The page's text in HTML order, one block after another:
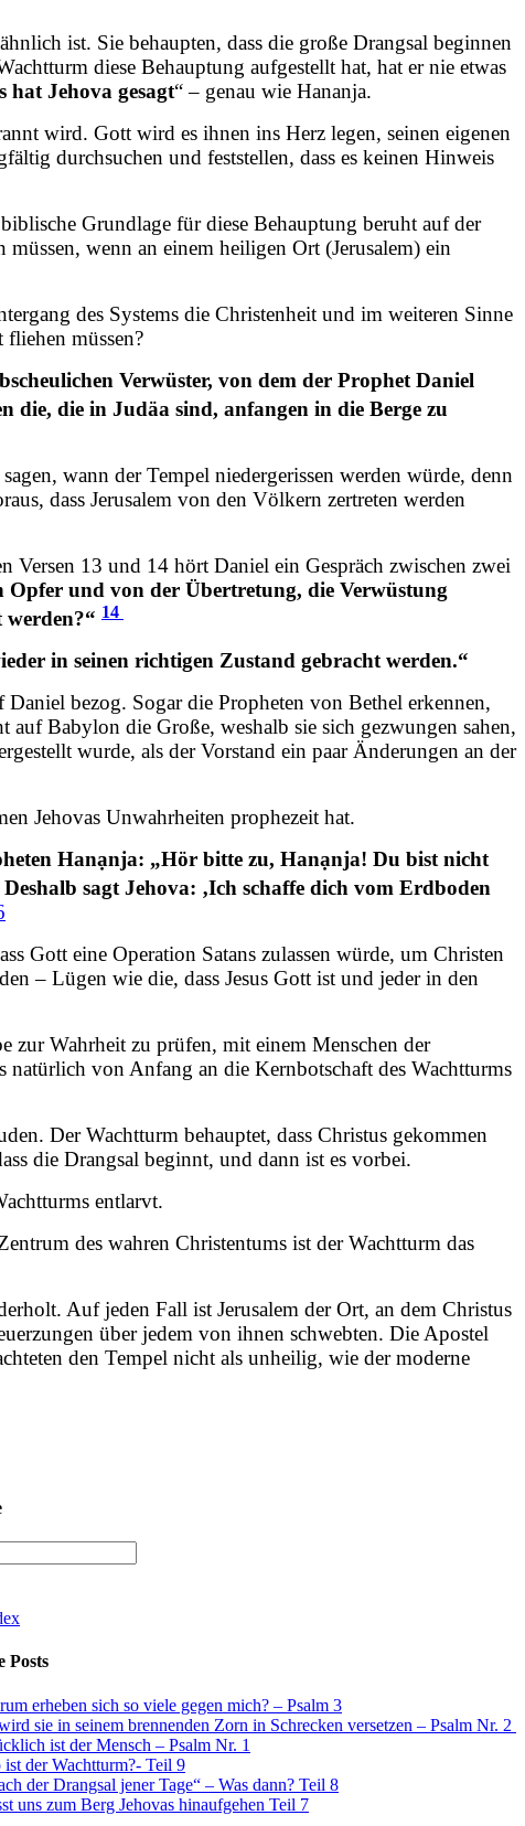
ist. Sie behaupten, dass die große Drangsal beginnen
diese Behauptung aufgestellt hat, hat er nie etwas
hat Jehova gesagt“ – genau wie Hananja.
wird. Gott wird es ihnen ins Herz legen, seinen eigenen
durchsuchen und feststellen, dass es keinen Hinweis
Grundlage für diese Behauptung beruht auf der
müssen, wenn an einem heiligen Ort (Jerusalem) ein
des Systems die Christenheit und im weiteren Sinne
müssen?
Verwüster, von dem der Prophet Daniel
die, die in Judäa sind, anfangen in die Berge zu
wann der Tempel niedergerissen werden würde, denn
dass Jerusalem von den Völkern zertreten werden
Versen 13 und 14 hört Daniel ein Gespräch zwischen zwei
und von der Übertretung, die Verwüstung
werden?“ 14
in seinen richtigen Zustand gebracht werden.“
bezog. Sogar die Propheten von Bethel erkennen,
Babylon die Große, weshalb sie sich gezwungen sahen,
wurde, als der Vorstand ein paar Änderungen an der
Jehovas Unwahrheiten prophezeit hat.
Hanạnja: „Hör bitte zu, Hanạnja! Du bist nicht
Deshalb sagt Jehova: ‚Ich schaffe dich vom Erdboden
Gott eine Operation Satans zulassen würde, um Christen
– Lügen wie die, dass Jesus Gott ist und jeder in den
zur Wahrheit zu prüfen, mit einem Menschen der
natürlich von Anfang an die Kernbotschaft des Wachtturms
Der Wachtturm behauptet, dass Christus gekommen
die Drangsal beginnt, und dann ist es vorbei.
entlarvt.
des wahren Christentums ist der Wachtturm das
Auf jeden Fall ist Jerusalem der Ort, an dem Christus
über jedem von ihnen schwebten. Die Apostel
den Tempel nicht als unheilig, wie der moderne
Posts
erheben sich so viele gegen mich? – Psalm 3
sie in seinem brennenden Zorn in Schrecken versetzen – Psalm Nr. 2
ist der Mensch – Psalm Nr. 1
ist der Wachtturm?- Teil 9
der Drangsal jener Tage“ – Was dann? Teil 8
uns zum Berg Jehovas hinaufgehen Teil 7